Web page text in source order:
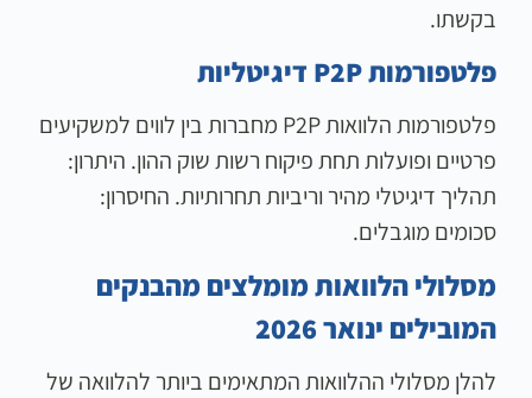
בקשתו.
פלטפורמות P2P דיגיטליות
פלטפורמות הלוואות P2P מחברות בין לווים למשקיעים
פרטיים ופועלות תחת פיקוח רשות שוק ההון. היתרון:
תהליך דיגיטלי מהיר וריביות תחרותיות. החיסרון:
סכומים מוגבלים.
מסלולי הלוואות מומלצים מהבנקים
המובילים ינואר 2026
להלן מסלולי ההלוואות המתאימים ביותר להלוואה של